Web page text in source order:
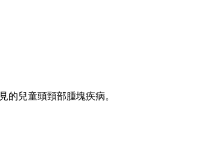
兒童頭頸部腫塊疾病。